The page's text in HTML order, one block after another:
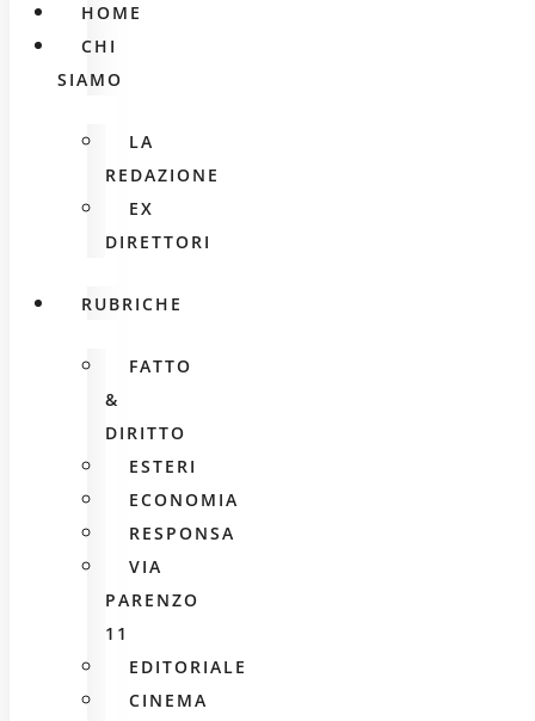
HOME
CHI
SIAMO
LA
REDAZIONE
EX
DIRETTORI
RUBRICHE
FATTO
&
DIRITTO
ESTERI
ECONOMIA
RESPONSA
VIA
PARENZO
11
EDITORIALE
CINEMA